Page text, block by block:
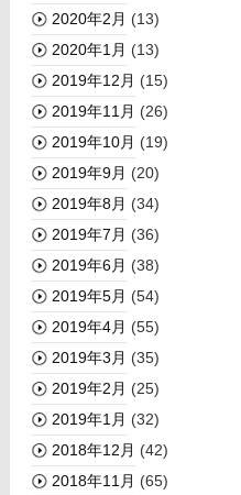
2020年2月 (13)
2020年1月 (13)
2019年12月 (15)
2019年11月 (26)
2019年10月 (19)
2019年9月 (20)
2019年8月 (34)
2019年7月 (36)
2019年6月 (38)
2019年5月 (54)
2019年4月 (55)
2019年3月 (35)
2019年2月 (25)
2019年1月 (32)
2018年12月 (42)
2018年11月 (65)